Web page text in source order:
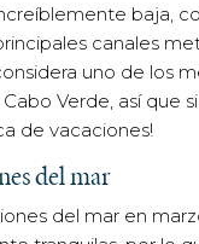
baja,
canales
uno de los
Verde, así que si
de vacaciones!
del mar
del mar en